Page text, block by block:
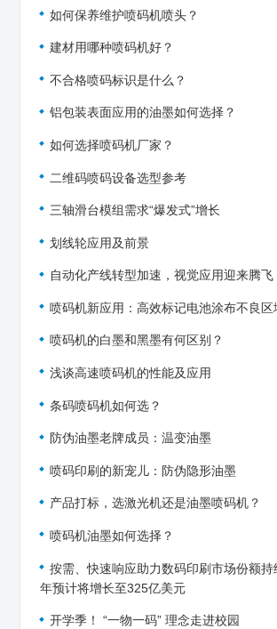
如何保养维护喷码机喷头？
建材用哪种喷码机好？
不合格喷码标识是什么？
铝包装表面应用的油墨如何选择？
如何选择喷码机厂家？
二维码喷码设备选型参考
三轴滑台模组需求“爆发式”增长
划线轮应用及前景
自动化产线转型加速，视觉应用迎来腾飞
喷码机新应用：高效标记电池涂布不良区
喷码机的白墨和黑墨有何区别？
浅谈高速喷码机的性能及应用
条码喷码机如何选？
防伪油墨老牌成员：温变油墨
喷码印刷的新宠儿：防伪隐形油墨
产品打标，选激光机还是油墨喷码机？
喷码机油墨如何选择？
按需、快速响应助力数码印刷市场份额
年预计将增长至325亿美元
开学季！ “一物一码” 理念走进校园